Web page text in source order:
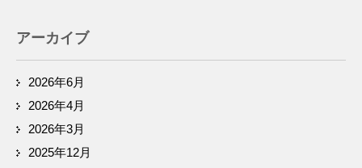
アーカイブ
2026年6月
2026年4月
2026年3月
2025年12月